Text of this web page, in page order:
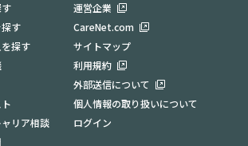
す
探す
リア相談
運営企業
CareNet.com
サイトマップ
利用規約
外部送信について
個人情報の取り扱いについて
ログイン